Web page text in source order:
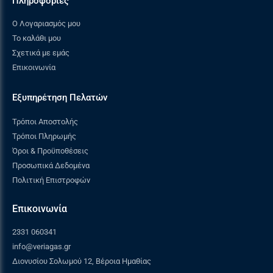
Πλάτος: 9.40cm
Ύψος: 7.6cm
ΠροϊόντωνGPSR
Napoleon – Wolf Steel Europe B.V.
De Riemsdijk 22
eu.info@napoleon.com
+31 85 588 655
Ο Λογαριασμός μου
Το καλάθι μου
Σχετικά με εμάς
Επικοινωνία
Εξυπηρέτηση Πελατών
Τρόποι Αποστολής
Τρόποι Πληρωμής
Όροι & Προϋποθέσεις
Προσωπικά Δεδομένα
Πολιτική Επιστροφών
Επικοινωνία
2331 060341
info@veriagas.gr
Διονυσίου Σολωμού 12, Βέροια Ημαθίας